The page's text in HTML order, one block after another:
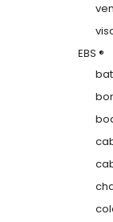
EBS ®